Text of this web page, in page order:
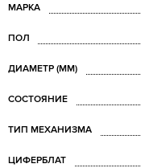
МАРКА
ПОЛ
ДИАМЕТР (MM)
СОСТОЯНИЕ
ТИП МЕХАНИЗМА
ЦИФЕРБЛАТ